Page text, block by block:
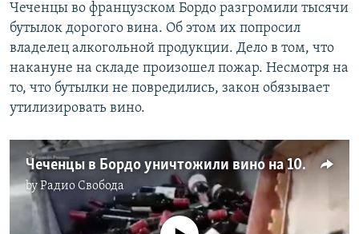
Чеченцы во французском Бордо разгромили тысячи
бутылок дорогого вина. Об этом их попросил
владелец алкогольной продукции. Дело в том, что
накануне на складе произошел пожар. Несмотря на
то, что бутылки не повредились, закон обязывает
утилизировать вино.
Чеченцы в Бордо уничтожили вино на 100 миллионов евро
byРадио Свобода
No media source currently available